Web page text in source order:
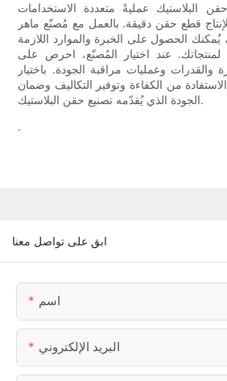
البلاستيك عمليةً متعددة الاستخدامات
قطع حقن دقيقة. بالعمل مع مُصنّع ماهر
الحصول على الخبرة والموارد اللازمة
لمنتجاتك. عند اختيار المُصنّع، احرص على
والقدرات وعمليات مراقبة الجودة. باختيار
من الكفاءة وتوفير التكاليف وضمان
الجودة الذي يُقدّمه تصنيع حقن البلاستيك.
.
ابق على تواصل معنا
اسم
البريد الإلكتروني